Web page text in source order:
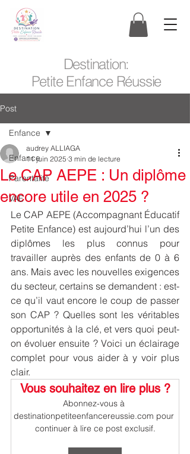
Destination:
Petite Enfance Réussie
Post
Enfance
Parentalité
VAE
Enfance
Le CAP AEPE : Un diplôme
encore utile en 2025 ?
audrey ALLIAGA
11 juin 2025 3 min de lecture
Le CAP AEPE (Accompagnant Éducatif
Petite Enfance) est aujourd’hui l’un des
diplômes les plus connus pour
travailler auprès des enfants de 0 à 6
ans. Mais avec les nouvelles exigences
du secteur, certains se demandent : est-
ce qu’il vaut encore le coup de passer
son CAP ? Quelles sont les véritables
opportunités à la clé, et vers quoi peut-
on évoluer ensuite ? Voici un éclairage
complet pour vous aider à y voir plus
clair.
Vous souhaitez en lire plus ?
Abonnez-vous à
destinationpetiteenfancereussie.com pour
continuer à lire ce post exclusif.